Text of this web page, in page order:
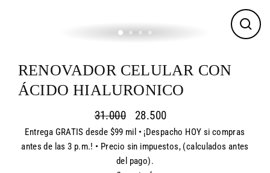
RENOVADOR CELULAR CON
ÁCIDO HIALURONICO
Precio
habitual
31.000
Precio
de
28.500
Entrega GRATIS desde $99 mil • ¡Despacho HOY si compras
antes de las 3 p.m.! • Precio sin impuestos, (calculados antes
del pago).